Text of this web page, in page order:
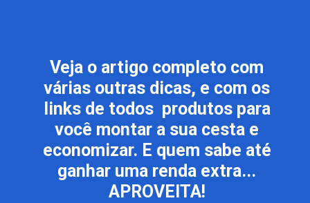
Veja o artigo completo com
várias outras dicas, e com os
links de todos produtos para
você montar a sua cesta e
economizar. E quem sabe até
ganhar uma renda extra...
APROVEITA!